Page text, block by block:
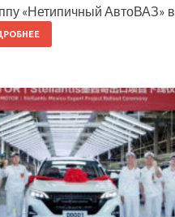
«Нетипичный АвтоВАЗ» в